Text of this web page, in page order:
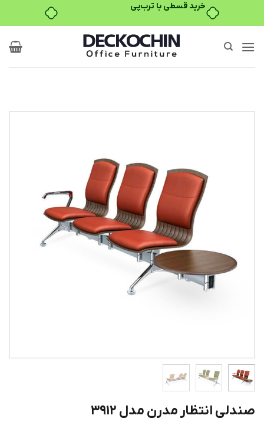
خرید قسطی با ترب‌پی
صندلی انتظار مدرن مدل ۳۹۱۲